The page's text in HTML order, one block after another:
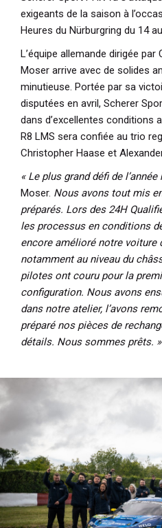
exigeants de la saison à
Heures du Nürburgring du 14
L’équipe allemande dirigée par
Moser arrive avec de solides
minutieuse. Portée par sa
disputées en avril, Scherer
dans d’excellentes conditions
R8 LMS sera confiée au trio
Christopher Haase et
« Le plus grand défi de
Moser. Nous avons tout mis
préparés. Lors des 24H
les processus en conditions
encore amélioré notre voiture
notamment au niveau du
pilotes ont couru pour la
configuration. Nous avons
dans notre atelier, l’avons
préparé nos pièces de
détails. Nous sommes prêts. »